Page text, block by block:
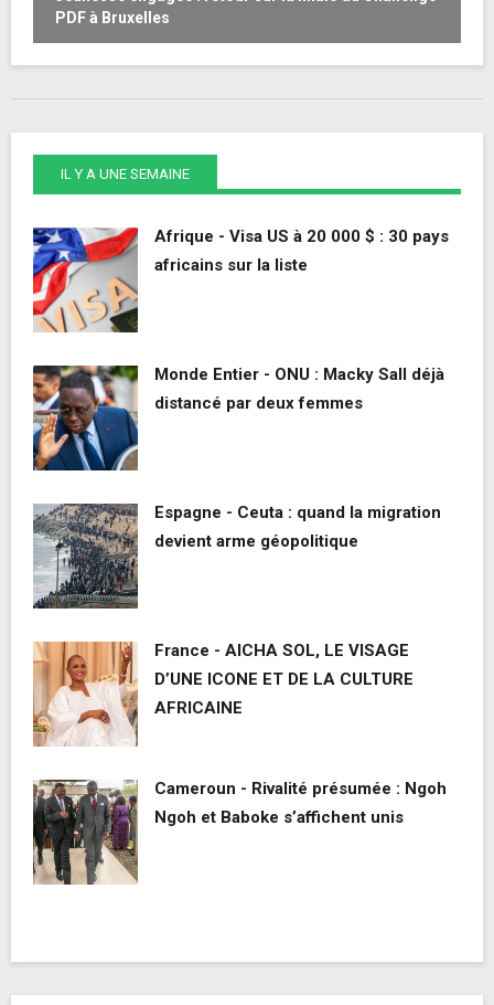
PDF à Bruxelles
IL Y A UNE SEMAINE
Afrique - Visa US à 20 000 $ : 30 pays
africains sur la liste
Monde Entier - ONU : Macky Sall déjà
distancé par deux femmes
Espagne - Ceuta : quand la migration
devient arme géopolitique
France - AICHA SOL, LE VISAGE
D’UNE ICONE ET DE LA CULTURE
AFRICAINE
Cameroun - Rivalité présumée : Ngoh
Ngoh et Baboke s’affichent unis